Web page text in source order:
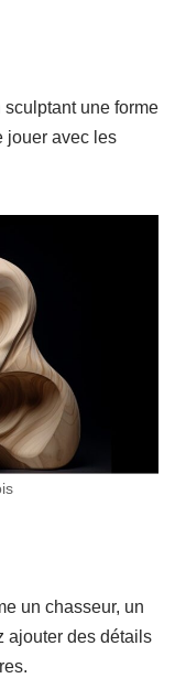
une forme
jouer avec les
un chasseur, un
ajouter des détails